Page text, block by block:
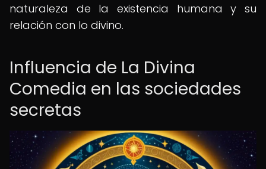
naturaleza de la existencia humana y su
relación con lo divino.
Influencia de La Divina
Comedia en las sociedades
secretas